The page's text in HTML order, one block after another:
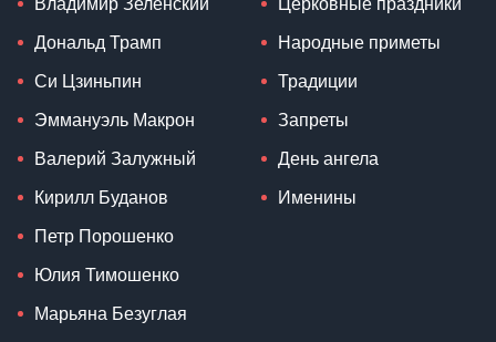
Владимир Зеленский
Дональд Трамп
Си Цзиньпин
Эммануэль Макрон
Валерий Залужный
Кирилл Буданов
Петр Порошенко
Юлия Тимошенко
Марьяна Безуглая
Церковные праздники
Народные приметы
Традиции
Запреты
День ангела
Именины